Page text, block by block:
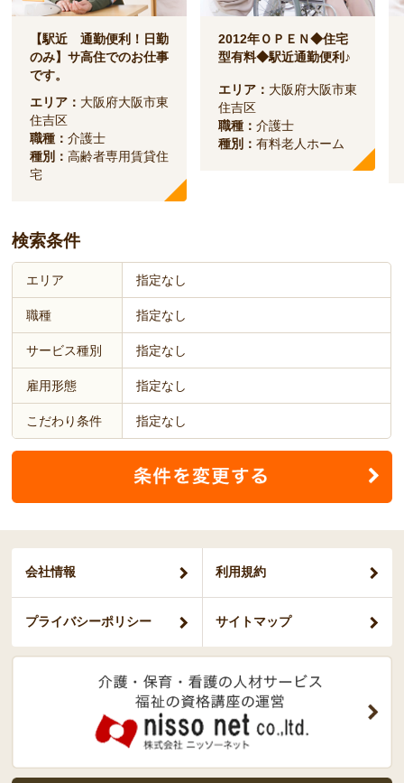
【駅近 通勤便利！日勤
のみ】サ高住でのお仕事
です。
エリア： 大阪府大阪市東
住吉区
職種：介護士
種別：高齢者専用賃貸住
宅
2012年ＯＰＥＮ◆住宅
型有料◆駅近通勤便利♪
エリア： 大阪府大阪市東
住吉区
職種：介護士
種別：有料老人ホーム
検索条件
エリア 指定なし
職種 指定なし
サービス種別 指定なし
雇用形態 指定なし
こだわり条件 指定なし
会社情報 利用規約
プライバシーポリシー サイトマップ